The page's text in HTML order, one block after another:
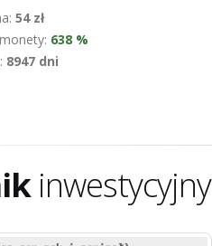
54 zł
638 %
8947 dni
inwestycyjny